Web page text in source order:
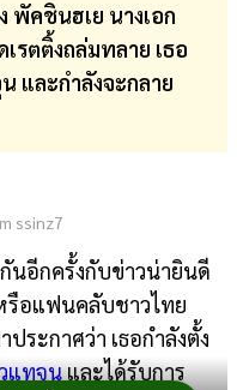
คชินฮเย นางเอก
รตติ้งถล่มทลาย เธอ
และกำลังจะกลาย
ssinz7
อีกครั้งกับข่าวน่ายินดี
รือแฟนคลับชาวไทย
ระกาศว่า เธอกำลังตั้ง
แทจุนและได้รับการ